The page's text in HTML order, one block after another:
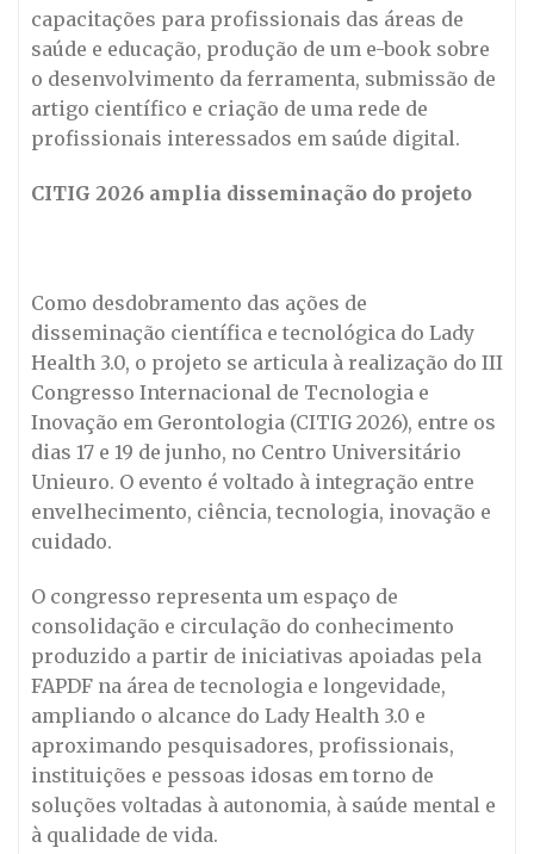
capacitações para profissionais das áreas de
saúde e educação, produção de um e-book sobre
o desenvolvimento da ferramenta, submissão de
artigo científico e criação de uma rede de
profissionais interessados em saúde digital.
CITIG 2026 amplia disseminação do projeto
Como desdobramento das ações de
disseminação científica e tecnológica do Lady
Health 3.0, o projeto se articula à realização do III
Congresso Internacional de Tecnologia e
Inovação em Gerontologia (CITIG 2026), entre os
dias 17 e 19 de junho, no Centro Universitário
Unieuro. O evento é voltado à integração entre
envelhecimento, ciência, tecnologia, inovação e
cuidado.
O congresso representa um espaço de
consolidação e circulação do conhecimento
produzido a partir de iniciativas apoiadas pela
FAPDF na área de tecnologia e longevidade,
ampliando o alcance do Lady Health 3.0 e
aproximando pesquisadores, profissionais,
instituições e pessoas idosas em torno de
soluções voltadas à autonomia, à saúde mental e
à qualidade de vida.